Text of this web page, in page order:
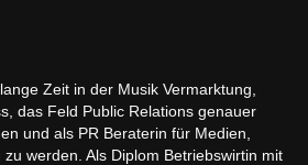
Zeit in der Musik Vermarktung,
das Feld Public Relations genauer
und als PR Beraterin für Medien,
werden. Als Diplom Betriebswirtin mit